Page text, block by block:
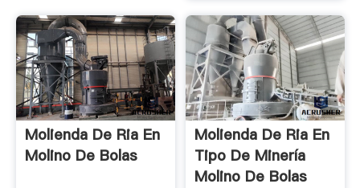
Molienda De Ria En
Molino De Bolas
Molienda De Ria En
Tipo De Minería
Molino De Bolas